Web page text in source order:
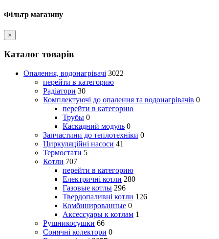
Фільтр магазину
×
Каталог товарів
Опалення, водонагрівачі 3022
перейти в категорию
Радіатори 30
Комплектуючі до опалення та водонагрівачів 0
перейти в категорию
Трубы 0
Каскадний модуль 0
Запчастини до теплотехніки 0
Циркуляційні насоси 41
Термостати 5
Котли 707
перейти в категорию
Електричні котли 280
Газовые котлы 296
Твердопаливні котли 126
Комбинированные 0
Аксессуары к котлам 1
Рушникосушки 66
Сонячні колектори 0